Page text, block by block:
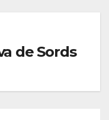
de Sords